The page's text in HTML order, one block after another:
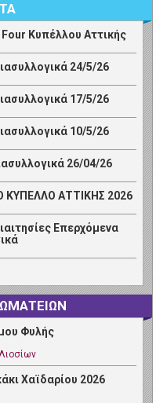
Κυπέλλου Αττικής
24/5/26
17/5/26
10/5/26
26/04/26
ΑΤΤΙΚΗΣ 2026
Επερχόμενα
Φυλής
Χαϊδαρίου 2026